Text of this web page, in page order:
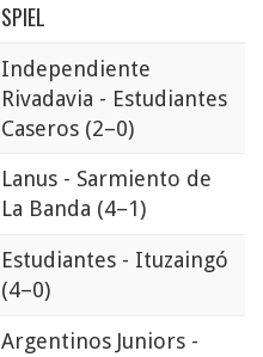
SPIEL
Independiente
Rivadavia - Estudiantes
Caseros (2–0)
Lanus - Sarmiento de
La Banda (4–1)
Estudiantes - Ituzaingó
(4–0)
Argentinos Juniors -